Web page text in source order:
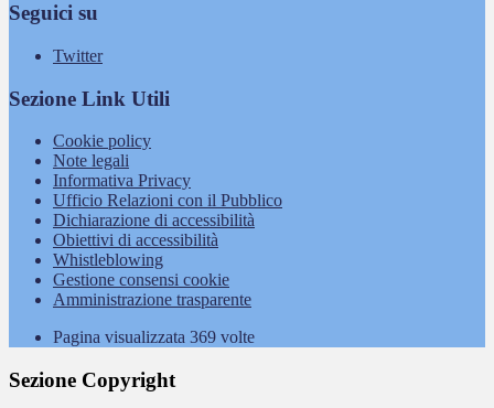
Seguici su
Twitter
Sezione Link Utili
Cookie policy
Note legali
Informativa Privacy
Ufficio Relazioni con il Pubblico
Dichiarazione di accessibilità
Obiettivi di accessibilità
Whistleblowing
Gestione consensi cookie
Amministrazione trasparente
Pagina visualizzata 369 volte
Sezione Copyright